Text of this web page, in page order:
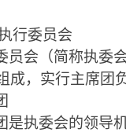
行委员会
员会（简称执委
成，实行主席团
是执委会的领导